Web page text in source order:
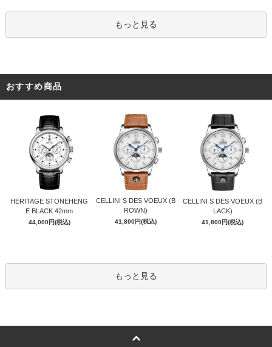
もっと見る
おすすめ商品
HERITAGE STONEHENG
E BLACK 42mm
44,000円(税込)
CELLINI S DES VOEUX (B
ROWN)
41,800円(税込)
CELLINI S DES VOEUX (B
LACK)
41,800円(税込)
もっと見る